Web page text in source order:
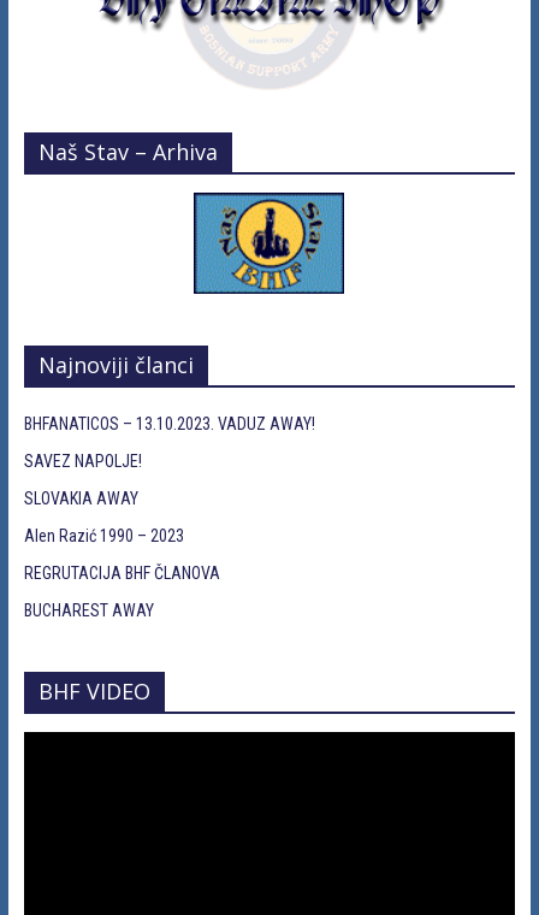
Naš Stav – Arhiva
Najnoviji članci
BHFANATICOS – 13.10.2023. VADUZ AWAY!
SAVEZ NAPOLJE!
SLOVAKIA AWAY
Alen Razić 1990 – 2023
REGRUTACIJA BHF ČLANOVA
BUCHAREST AWAY
BHF VIDEO